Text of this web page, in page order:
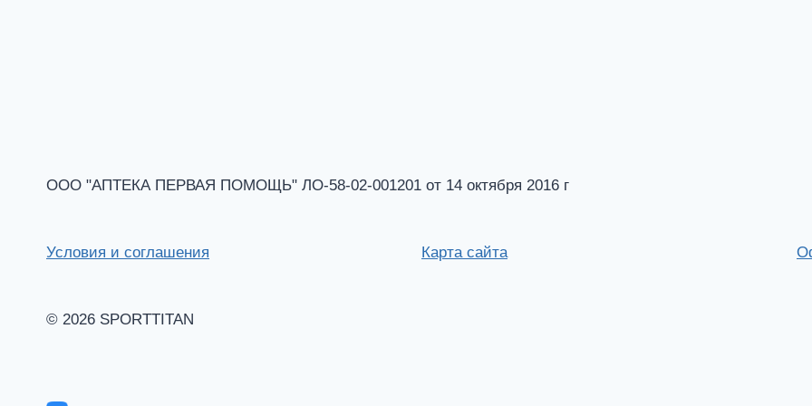
ООО "АПТЕКА ПЕРВАЯ ПОМОЩЬ" ЛО-58-02-001201 от 14 октября 2016 г
Условия и соглашения Карта сайта
© 2026 SPORTTITAN